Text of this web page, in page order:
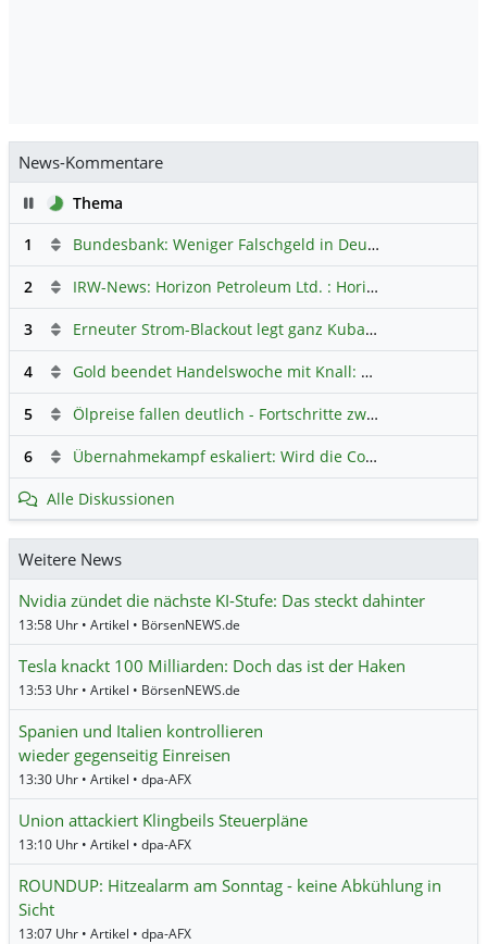
News-Kommentare
PauseThema
1
Bundesbank: Weniger Falschgeld in Deutschland
2 IRW-News: Horizon Petroleum Ltd. : Horizon Petroleum beginnt mit der Testförderung im Projekt Lachowice in Polen und schließt die Platzierung einer überzeichneten Wandelanleihe ab
3 Erneuter Strom-Blackout legt ganz Kuba lahm
4 Gold beendet Handelswoche mit Knall: Barrick Mining – Ist diese Aktie wieder ein Kauf?
5 Ölpreise fallen deutlich - Fortschritte zwischen USA und Iran belasten
6 Übernahmekampf eskaliert: Wird die Commerzbank italienisch?
Alle Diskussionen
Weitere News
Nvidia zündet die nächste KI-Stufe: Das steckt dahinter
13:58 Uhr • Artikel • BörsenNEWS.de
Tesla knackt 100 Milliarden: Doch das ist der Haken
13:53 Uhr • Artikel • BörsenNEWS.de
Spanien und Italien kontrollieren
wieder gegenseitig Einreisen
13:30 Uhr • Artikel • dpa-AFX
Union attackiert Klingbeils Steuerpläne
13:10 Uhr • Artikel • dpa-AFX
ROUNDUP: Hitzealarm am Sonntag - keine Abkühlung in
Sicht
13:07 Uhr • Artikel • dpa-AFX